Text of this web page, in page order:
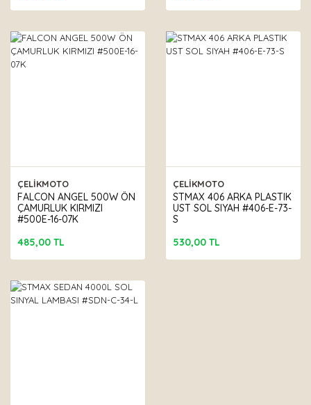
ÇELİKMOTO
FALCON ANGEL 500W ÖN
ÇAMURLUK KIRMIZI
#500E-16-07K
485,00 TL
ÇELİKMOTO
STMAX 406 ARKA PLASTIK
UST SOL SIYAH #406-E-73-
S
530,00 TL